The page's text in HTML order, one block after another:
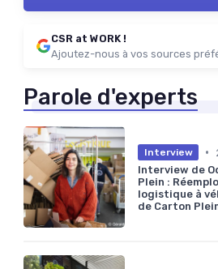
CSR at WORK !
Ajoutez-nous à vos sources
Parole d'experts
Interview •
Interview de
Plein :
logistique à
de Carton